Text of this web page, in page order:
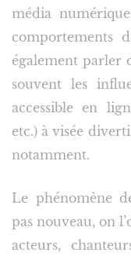
média
comportements
également parler
souvent les
accessible en
etc.) à visée
notamment.
Le phénomène
pas nouveau, on
acteurs,